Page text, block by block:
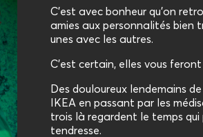
C’est avec bonheur qu’on
amies aux personnalités bien
unes avec les autres.
C'est certain, elles vous feront
Des douloureux lendemains
IKEA en passant par les
trois là regardent le temps
tendresse.